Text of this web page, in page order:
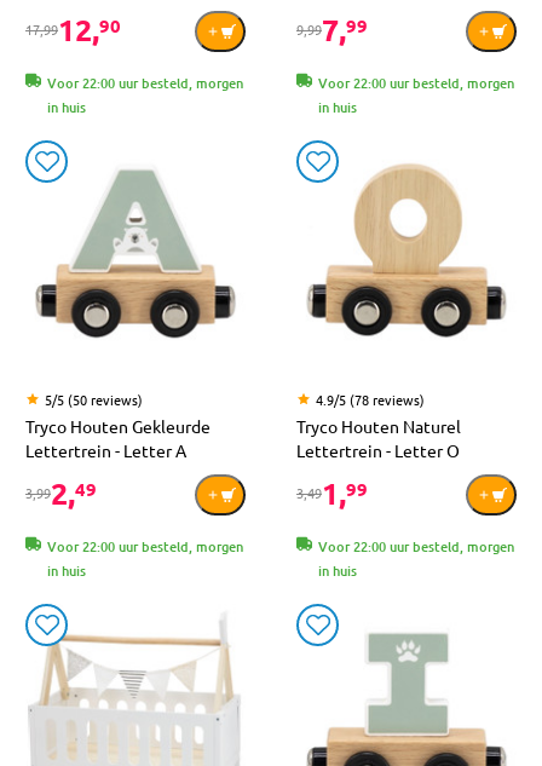
17,9912,90
Voor 22:00 uur besteld, morgen
in huis
9,997,99
Voor 22:00 uur besteld, morgen
in huis
5/5 (50 reviews)
Tryco Houten Gekleurde
Lettertrein - Letter A
3,992,49
Voor 22:00 uur besteld, morgen
in huis
4.9/5 (78 reviews)
Tryco Houten Naturel
Lettertrein - Letter O
3,491,99
Voor 22:00 uur besteld, morgen
in huis